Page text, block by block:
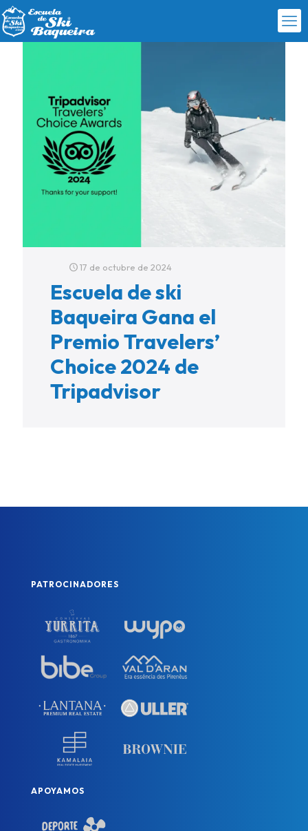
17 de octubre de 2024
Escuela de ski
Baqueira Gana el
Premio Travelers’
Choice 2024 de
Tripadvisor
PATROCINADORES
APOYAMOS